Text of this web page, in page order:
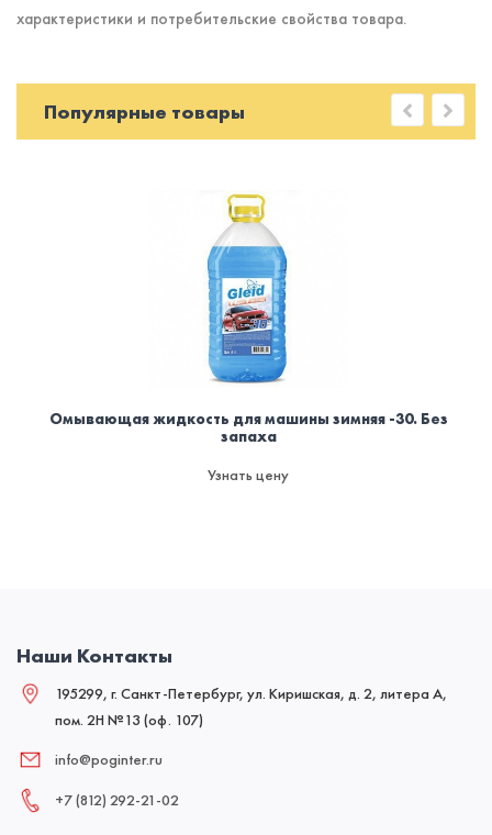
характеристики и потребительские свойства товара.
Популярные товары
Омывающая жидкость для машины зимняя -30. Без
запаха
Узнать цену
Наши Контакты
195299, г. Санкт-Петербург, ул. Киришская, д. 2, литера А,
пом. 2Н №13 (оф. 107)
info@poginter.ru
+7 (812) 292‑21‑02